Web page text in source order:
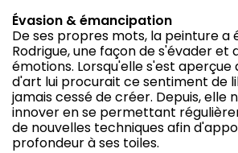
Évasion & émancipation
De ses propres mots, la peinture a
Rodrigue, une façon de s'évader et
émotions. Lorsqu'elle s'est
d'art lui procurait ce sentiment de
jamais cessé de créer. Depuis, elle
innover en se permettant
de nouvelles techniques afin
profondeur à ses toiles.